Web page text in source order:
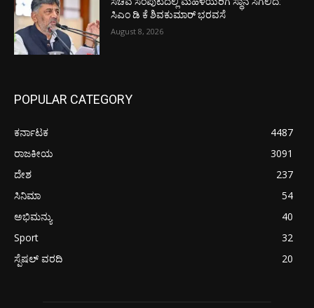
ಸಿಎಂ ಡಿ ಕೆ ಶಿವಕುಮಾರ್ ಭರವಸೆ
August 8, 2026
POPULAR CATEGORY
ಕರ್ನಾಟಕ
4487
ರಾಜಕೀಯ
3091
ದೇಶ
237
ಸಿನಿಮಾ
54
ಅಭಿಮನ್ಯು
40
Sport
32
ಸ್ಪೆಷಲ್ ವರದಿ
20